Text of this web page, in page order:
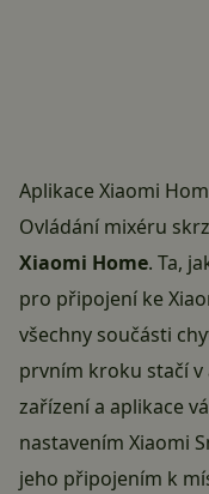
Aplikace Xiaomi
Ovládání mixéru
Xiaomi Home. Ta,
pro připojení ke
všechny součásti
prvním kroku stačí
zařízení a aplikace
nastavením Xiaomi
jeho připojením k